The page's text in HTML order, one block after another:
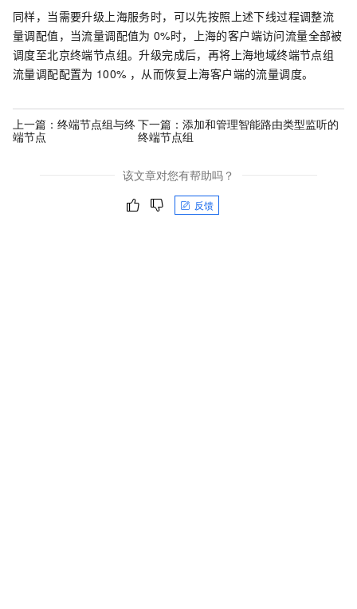
同样，当需要升级上海服务时，可以先按照上述下线过程调整流
量调配值，当流量调配值为 0%时，上海的客户端访问流量全部被
调度至北京终端节点组。升级完成后，再将上海地域终端节点组
流量调配配置为 100% ，从而恢复上海客户端的流量调度。
上一篇： 终端节点组与终
端节点
下一篇：添加和管理智能路由类型监听的
终端节点组
该文章对您有帮助吗？
反馈